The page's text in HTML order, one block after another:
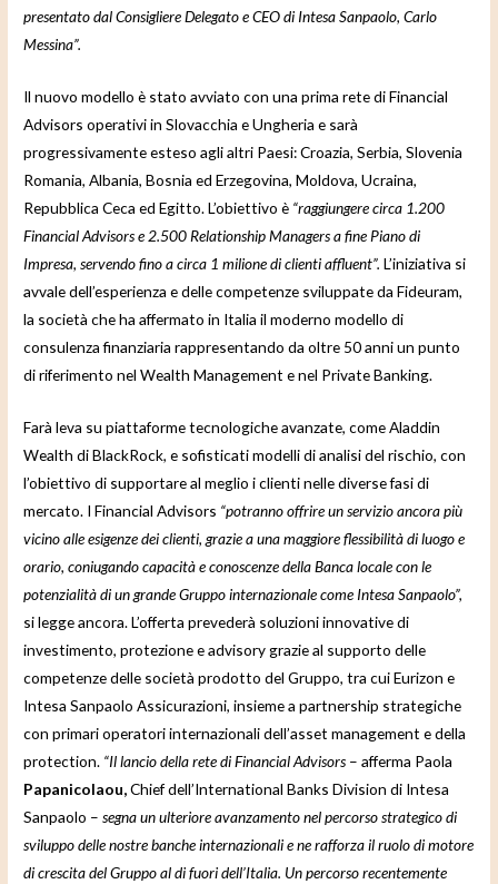
presentato dal Consigliere Delegato e CEO di Intesa Sanpaolo, Carlo
Messina”.
Il nuovo modello è stato avviato con una prima rete di Financial
Advisors operativi in Slovacchia e Ungheria e sarà
progressivamente esteso agli altri Paesi: Croazia, Serbia, Slovenia
Romania, Albania, Bosnia ed Erzegovina, Moldova, Ucraina,
Repubblica Ceca ed Egitto. L’obiettivo è “raggiungere circa 1.200
Financial Advisors e 2.500 Relationship Managers a fine Piano di
Impresa, servendo fino a circa 1 milione di clienti affluent”. L’iniziativa si
avvale dell’esperienza e delle competenze sviluppate da Fideuram,
la società che ha affermato in Italia il moderno modello di
consulenza finanziaria rappresentando da oltre 50 anni un punto
di riferimento nel Wealth Management e nel Private Banking.
Farà leva su piattaforme tecnologiche avanzate, come Aladdin
Wealth di BlackRock, e sofisticati modelli di analisi del rischio, con
l’obiettivo di supportare al meglio i clienti nelle diverse fasi di
mercato. I Financial Advisors “potranno offrire un servizio ancora più
vicino alle esigenze dei clienti, grazie a una maggiore flessibilità di luogo e
orario, coniugando capacità e conoscenze della Banca locale con le
potenzialità di un grande Gruppo internazionale come Intesa Sanpaolo”,
si legge ancora. L’offerta prevederà soluzioni innovative di
investimento, protezione e advisory grazie al supporto delle
competenze delle società prodotto del Gruppo, tra cui Eurizon e
Intesa Sanpaolo Assicurazioni, insieme a partnership strategiche
con primari operatori internazionali dell’asset management e della
protection. “Il lancio della rete di Financial Advisors – afferma Paola
Papanicolaou,Chief dell’International Banks Division di Intesa
Sanpaolo – segna un ulteriore avanzamento nel percorso strategico di
sviluppo delle nostre banche internazionali e ne rafforza il ruolo di motore
di crescita del Gruppo al di fuori dell’Italia. Un percorso recentemente